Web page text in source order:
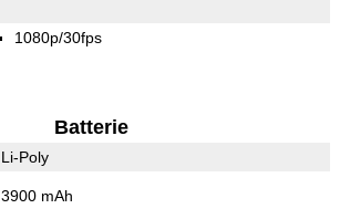
1080p/30fps
Batterie
Li-Poly
3900 mAh